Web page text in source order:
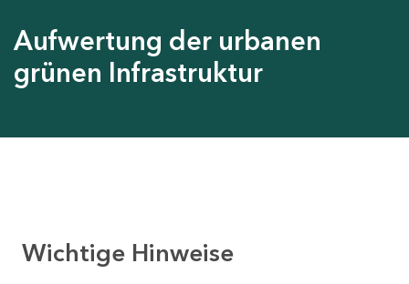
Aufwertung der urbanen
grünen Infrastruktur
Wichtige Hinweise